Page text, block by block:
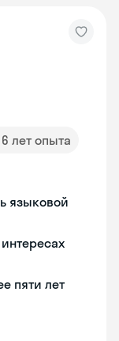
6 лет опыта
языковой
пяти лет